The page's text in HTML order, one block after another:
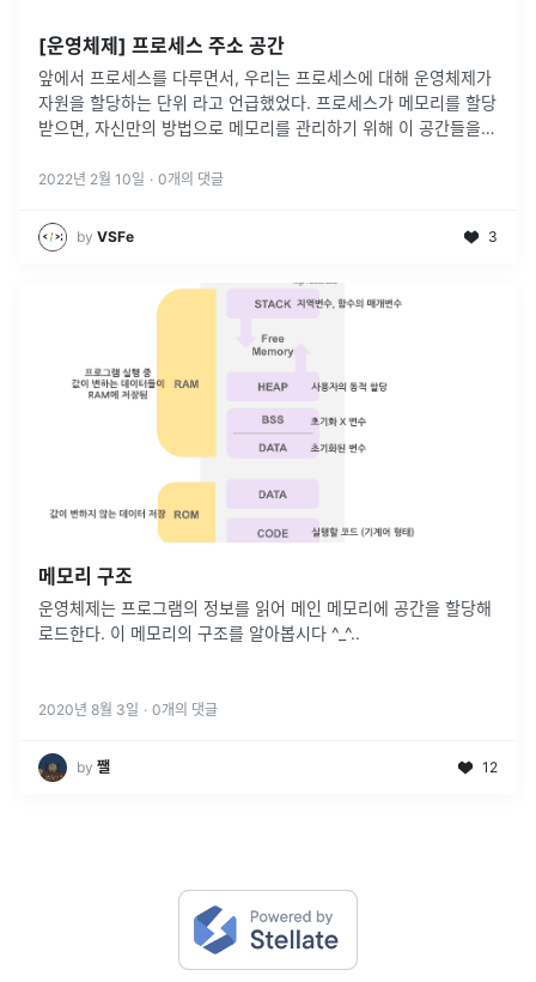
[운영체제] 프로세스 주소 공간
앞에서 프로세스를 다루면서, 우리는 프로세스에 대해 운영체제가
자원을 할당하는 단위 라고 언급했었다. 프로세스가 메모리를 할당
받으면, 자신만의 방법으로 메모리를 관리하기 위해 이 공간들을
부른다.
2022년 2월 10일 · 0개의 댓글
by VSFe 3
메모리 구조
운영체제는 프로그램의 정보를 읽어 메인 메모리에 공간을 할당해
로드한다. 이 메모리의 구조를 알아봅시다 ^_^..
2020년 8월 3일 · 0개의 댓글
by 쨀 12